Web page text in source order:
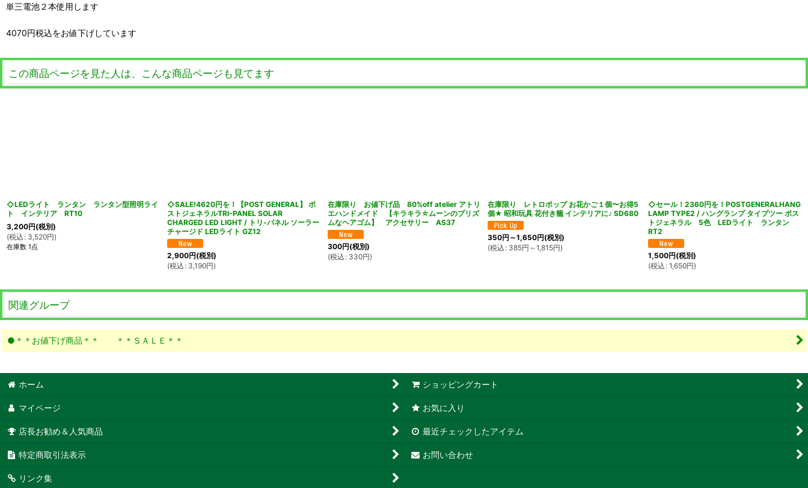
単三電池２本使用します
4070円税込をお値下げしています
この商品ページを見た人は、こんな商品ページも見てます
◇LEDライト ランタン ランタン型照明ライ
ト インテリア RT10
3,200円(税別)
(税込 : 3,520円)
在庫数 1点
◇SALE!4620円を！【POST GENERAL】 ポ
ストジェネラルTRI-PANEL SOLAR
CHARGED LED LIGHT / トリ-パネル ソーラー
チャージド LEDライト GZ12
2,900円(税別)
(税込 : 3,190円)
在庫限り お値下げ品 80%off atelier アトリ
エハンドメイド 【キラキラ☆ムーンのプリズ
ムなヘアゴム】 アクセサリー AS37
300円(税別)
(税込 : 330円)
在庫限り レトロポップ お花かご１個〜お得5
個★ 昭和玩具 花付き籠 インテリアに♪ SD680
350円 ～1,650円(税別)
(税込 : 385円 ～1,815円)
◇セール！2360円を！POSTGENERALHANG
LAMP TYPE2 / ハングランプ タイプツー ポス
トジェネラル 5色 LEDライト ランタン
RT2
1,500円(税別)
(税込 : 1,650円)
関連グループ
●＊＊お値下げ商品＊＊ ＊＊ＳＡＬＥ＊＊
ホーム ショッピングカート
マイページ お気に入り
店長お勧め＆人気商品 最近チェックしたアイテム
特定商取引法表示 お問い合わせ
リンク集